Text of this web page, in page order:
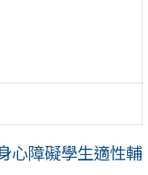
心障礙學生適性輔